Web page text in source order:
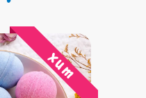
хит